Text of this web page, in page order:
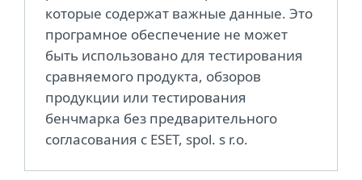
которые содержат важные данные. Это
програмное обеспечение не может
быть использовано для тестирования
сравняемого продукта, обзоров
продукции или тестирования
бенчмарка без предварительного
согласования с ESET, spol. s r.o.